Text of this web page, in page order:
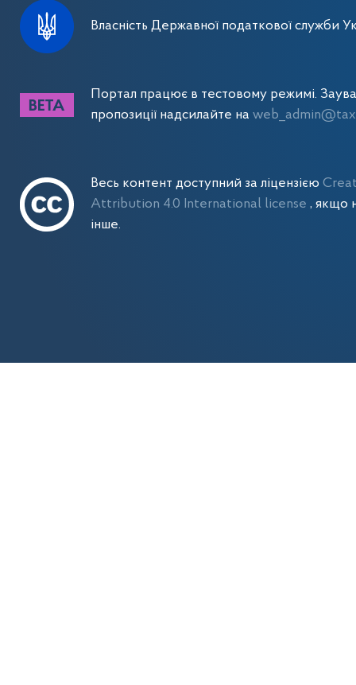
Власність Державної податкової служби
Портал працює в тестовому режимі.
пропозиції надсилайте на
Весь контент доступний за ліцензією
Attribution 4.0 International license, якщо
інше.